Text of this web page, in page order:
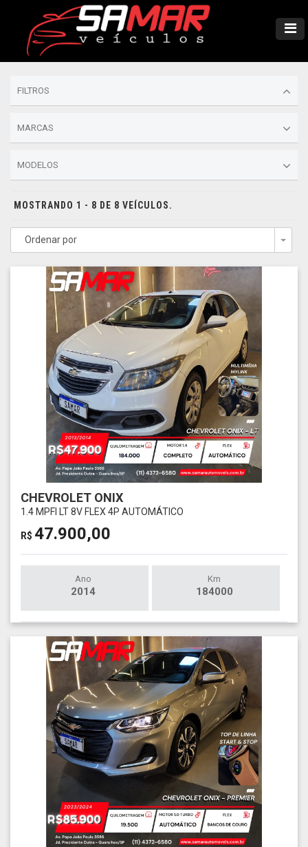
FILTROS
MARCAS
MODELOS
MOSTRANDO 1 - 8 DE 8 VEÍCULOS.
Ordenar por
CHEVROLET ONIX
1.4 MPFI LT 8V FLEX 4P AUTOMÁTICO
R$ 47.900,00
Ano
2014
Km
184000